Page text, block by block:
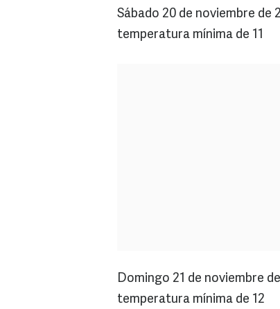
Sábado 20 de noviembre de
temperatura mínima de 11
Domingo 21 de noviembre
temperatura mínima de 12